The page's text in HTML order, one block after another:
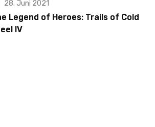
28. Juni 2021
Legend of Heroes: Trails of Cold
IV